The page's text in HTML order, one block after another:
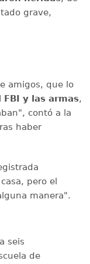
grave,
amigos, que lo
FBI y las armas,
contó a la
haber
pero el
manera".
seis
de